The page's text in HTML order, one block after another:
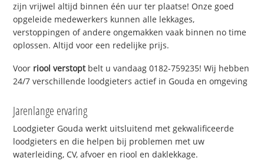
zijn vrijwel altijd binnen één uur ter plaatse! Onze goed
opgeleide medewerkers kunnen alle lekkages,
verstoppingen of andere ongemakken vaak binnen no time
oplossen. Altijd voor een redelijke prijs.
Voor riool verstoptbelt u vandaag 0182-759235! Wij hebben
24/7 verschillende loodgieters actief in Gouda en omgeving
Jarenlange ervaring
Loodgieter Gouda werkt uitsluitend met gekwalificeerde
loodgieters en die helpen bij problemen met uw
waterleiding, CV, afvoer en riool en daklekkage.